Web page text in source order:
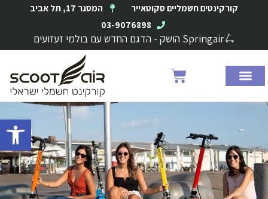
פתח
קורקינטים חשמליים סקוטאייר
המסגר 17, תל אביב
03-9076898
🛴Springair הושק - הדגם החדש עם בולמי זעזועים
עגלת